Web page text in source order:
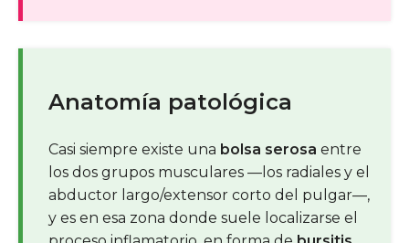
Anatomía patológica
Casi siempre existe una bolsa serosa entre
los dos grupos musculares —los radiales y el
abductor largo/extensor corto del pulgar—,
y es en esa zona donde suele localizarse el